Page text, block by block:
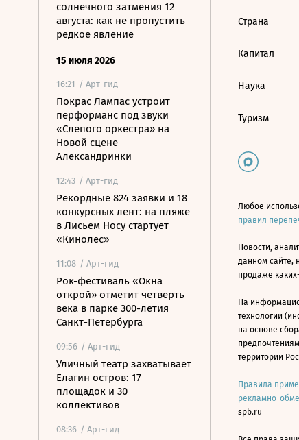
солнечного затмения 12
августа: как не пропустить
редкое явление
15 июля 2026
16:21 / Арт-гид
Покрас Лампас устроит
перформанс под звуки
«Слепого оркестра» на
Новой сцене
Александринки
12:43 / Арт-гид
Рекордные 824 заявки и 18
конкурсных лент: на пляже
в Лисьем Носу стартует
«Кинолес»
11:08 / Арт-гид
Рок-фестиваль «Окна
открой» отметит четверть
века в парке 300-летия
Санкт-Петербурга
09:56 / Арт-гид
Уличный театр захватывает
Елагин остров: 17
площадок и 30
коллективов
08:36 / Арт-гид
Страна
Капитал
Наука
Туризм
Любое
правил
Новости,
данном сайте,
продаже
На
технологии
на основе
территории
Правила
рекламно-
spb.ru